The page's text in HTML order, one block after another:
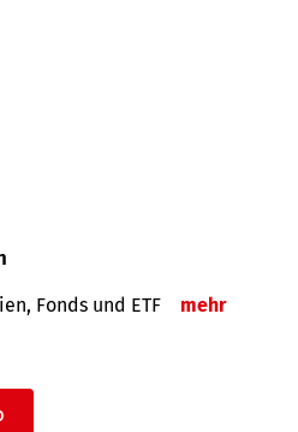
Fonds und ETF mehr